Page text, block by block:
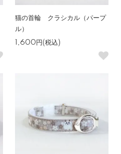
猫の首輪 クラシカル（パープ
ル）
1,600円(税込)